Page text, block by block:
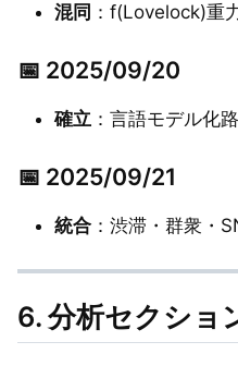
混同 ：f(Lovelock)重
📅 2025/09/20
確立 ：言語モデル化
📅 2025/09/21
統合 ：渋滞・群衆・
6. 分析セクショ